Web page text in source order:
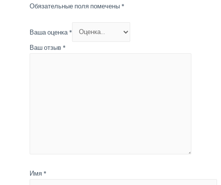
Обязательные поля помечены *
Ваша оценка *
Ваш отзыв *
Имя *